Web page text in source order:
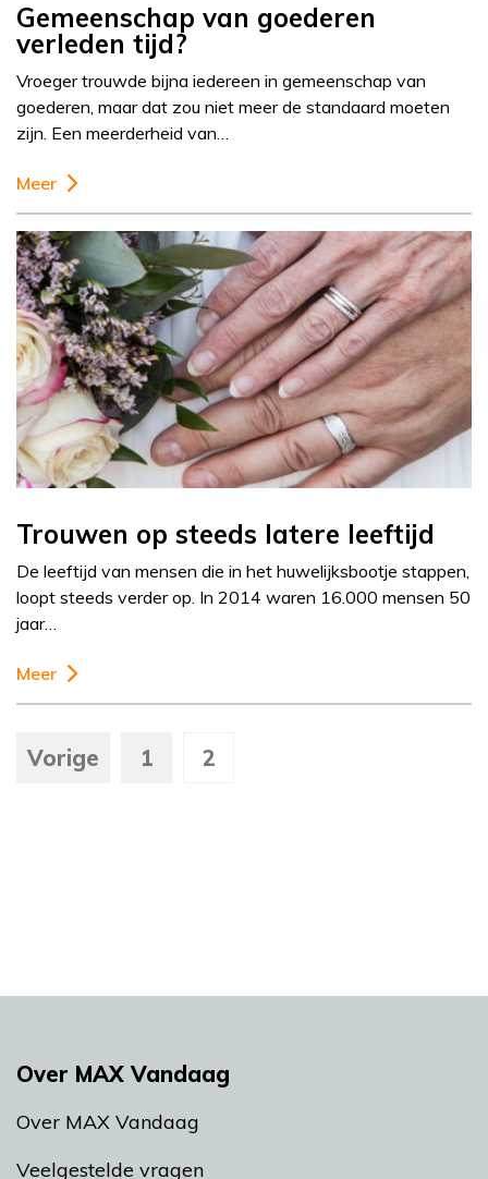
Gemeenschap van goederen
verleden tijd?
Vroeger trouwde bijna iedereen in gemeenschap van
goederen, maar dat zou niet meer de standaard moeten
zijn. Een meerderheid van…
Meer
Trouwen op steeds latere leeftijd
De leeftijd van mensen die in het huwelijksbootje stappen,
loopt steeds verder op. In 2014 waren 16.000 mensen 50
jaar…
Meer
Vorige 1 2
Over MAX Vandaag
Over MAX Vandaag
Veelgestelde vragen